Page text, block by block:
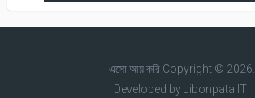
এসো আয় করিCopyright © 2026.
Developed byJibonpata IT